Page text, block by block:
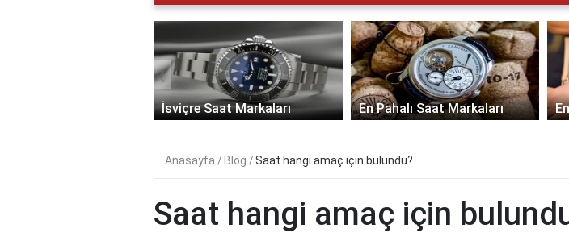
İsviçre Saat Markaları En Pahalı Saat Markaları
‹
Anasayfa Blog Saat hangi amaç için bulundu?
Saat hangi amaç için